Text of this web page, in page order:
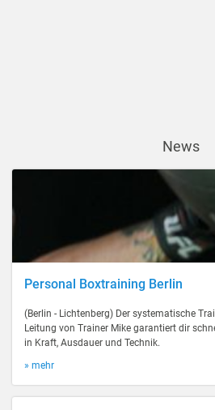
News
Personal Boxtraining Berlin
(Berlin - Lichtenberg) Der systematische
Leitung von Trainer Mike garantiert dir
in Kraft, Ausdauer und Technik.
» mehr